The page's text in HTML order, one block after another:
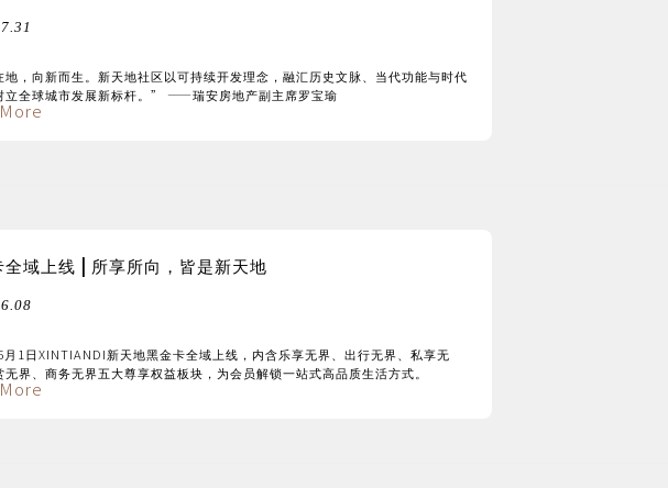
地，向新而生。新天地社区以可持续开发理念，融汇历史文脉、当代功能与时代
立全球城市发展新标杆。” ——瑞安房地产副主席罗宝瑜
全域上线 | 所享所向，皆是新天地
1日XINTIANDI新天地黑金卡全域上线，内含乐享无界、出行无界、私享无
无界、商务无界五大尊享权益板块，为会员解锁一站式高品质生活方式。